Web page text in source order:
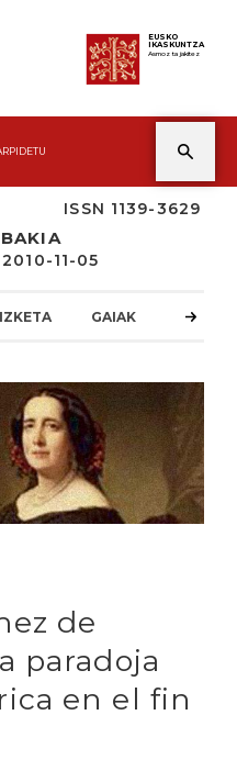
EUSKO
IKASKUNTZA
Asmoz ta jakitez
ISSN 1139-3629
11-05
GAIAK
de
paradoja
en el fin